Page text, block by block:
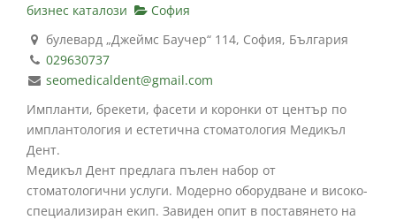
бизнес каталози
София
булевард „Джеймс Баучер“ 114, София, България
029630737
seomedicaldent@gmail.com
Импланти, брекети, фасети и коронки от център по
имплантология и естетична стоматология Медикъл
Дент.
Медикъл Дент предлага пълен набор от
стоматологични услуги. Модерно оборудване и високо-
специализиран екип. Завиден опит в поставянето на